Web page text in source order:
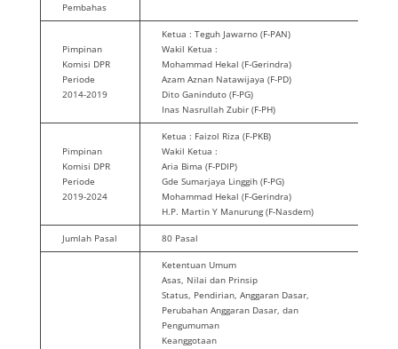
Pembahas
Pimpinan
Komisi DPR
Periode
2014-2019
Ketua : Teguh Jawarno (F-PAN)
Wakil Ketua :
Mohammad Hekal (F-Gerindra)
Azam Aznan Natawijaya (F-PD)
Dito Ganinduto (F-PG)
Inas Nasrullah Zubir (F-PH)
Pimpinan
Komisi DPR
Periode
2019-2024
Ketua : Faizol Riza (F-PKB)
Wakil Ketua :
Aria Bima (F-PDIP)
Gde Sumarjaya Linggih (F-PG)
Mohammad Hekal (F-Gerindra)
H.P. Martin Y Manurung (F-Nasdem)
Jumlah Pasal 80 Pasal
Ketentuan Umum
Asas, Nilai dan Prinsip
Status, Pendirian, Anggaran Dasar,
Perubahan Anggaran Dasar, dan
Pengumuman
Keanggotaan